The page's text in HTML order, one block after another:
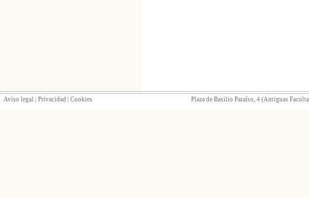
Aviso legal Privacidad Cookies Plaza de Basilio Paraíso, 4 (Antiguas